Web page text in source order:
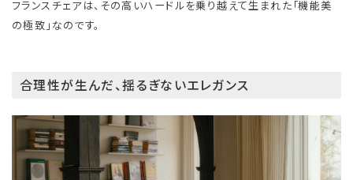
フランスチェアは、その高いハードルを乗り越えて生まれた「機能美
の極致」なのです。
合理性が生んだ、揺るぎないエレガンス